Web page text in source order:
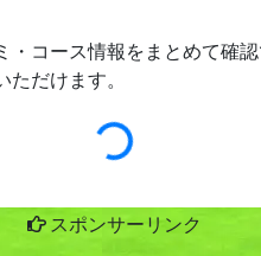
コース情報をまとめて確
だけます。
スポンサーリンク